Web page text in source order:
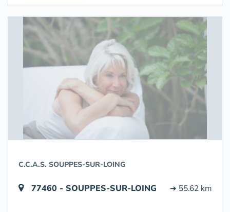
C.C.A.S. SOUPPES-SUR-LOING
77460 - SOUPPES-SUR-LOING ➔ 55.62 km